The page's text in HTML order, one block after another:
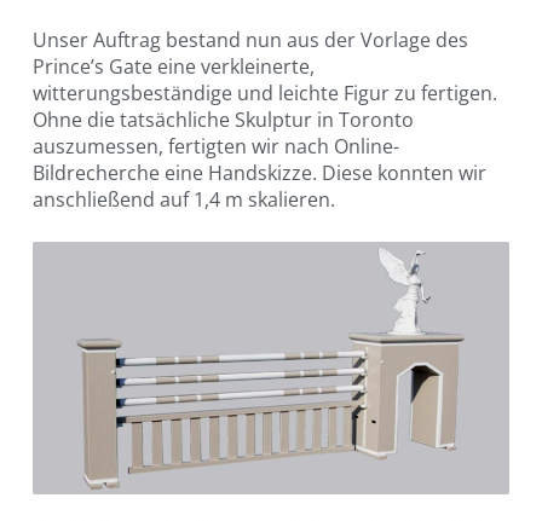
Unser Auftrag bestand nun aus der Vorlage des
Prince’s Gate eine verkleinerte,
witterungsbeständige und leichte Figur zu fertigen.
Ohne die tatsächliche Skulptur in Toronto
auszumessen, fertigten wir nach Online-
Bildrecherche eine Handskizze. Diese konnten wir
anschließend auf 1,4 m skalieren.